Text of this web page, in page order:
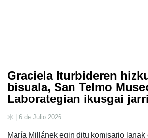
Graciela Iturbideren
bisuala, San Telmo
Laborategian ikusgai
| 6 de Julio 2026
María Millánek egin ditu komisario lanak